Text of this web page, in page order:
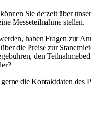
Sie derzeit über
Messeteilnahme stellen.
haben Fragen zur
die Preise zur
den
die Kontaktdaten des